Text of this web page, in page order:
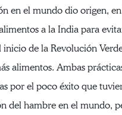
en el mundo dio origen,
a la India para
inicio de la Revolución
alimentos. Ambas
por el poco éxito que
del hambre en el mundo,